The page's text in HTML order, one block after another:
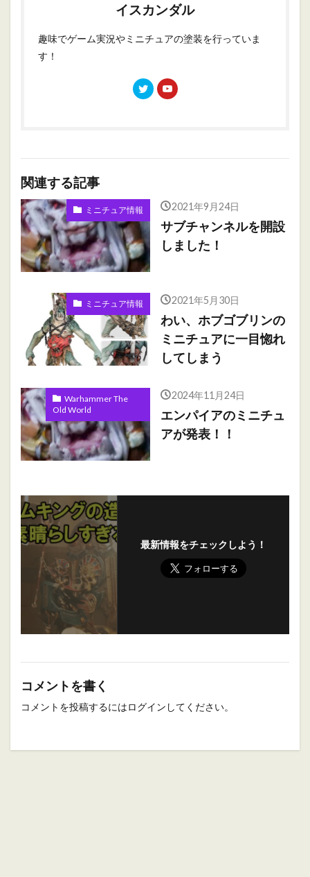
イスカンダル
趣味でゲーム実況やミニチュアの塗装を行っていま
す！
関連する記事
ミニチュア情報 2021年9月24日
サブチャンネルを開設
しました！
ミニチュア情報 2021年5月30日
わい、ホブゴブリンの
ミニチュアに一目惚れ
してしまう
Warhammer The
Old World
2024年11月24日
エンパイアのミニチュ
アが発表！！
最新情報をチェックしよう！
コメントを書く
コメントを投稿するにはログイン してください。